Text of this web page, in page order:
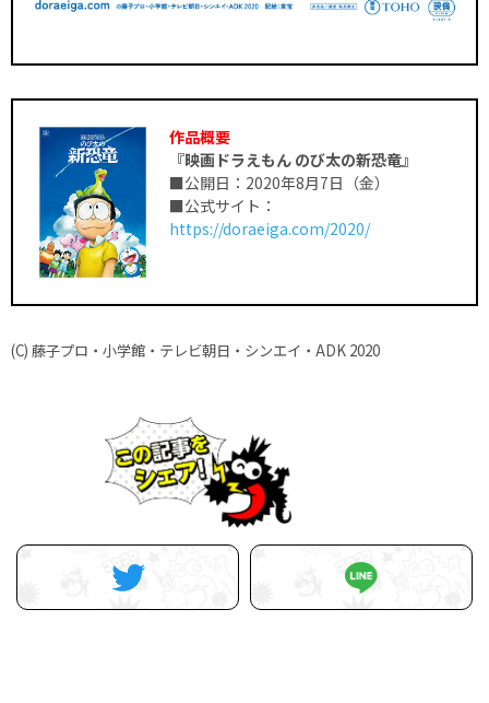
作品概要
『映画ドラえもん のび太の新恐竜』
■公開日：2020年8月7日（金）
■公式サイト：
https://doraeiga.com/2020/
(C) 藤子プロ・小学館・テレビ朝日・シンエイ・ADK 2020